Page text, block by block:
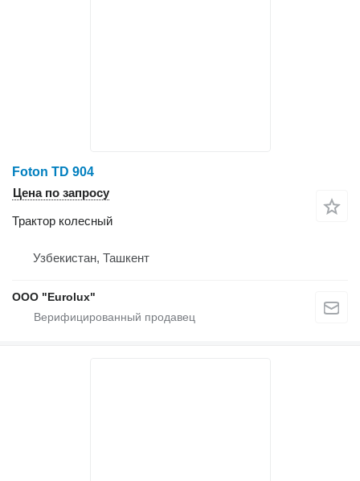
Foton TD 904
Цена по запросу
Трактор колесный
Узбекистан, Ташкент
ООО "Eurolux"